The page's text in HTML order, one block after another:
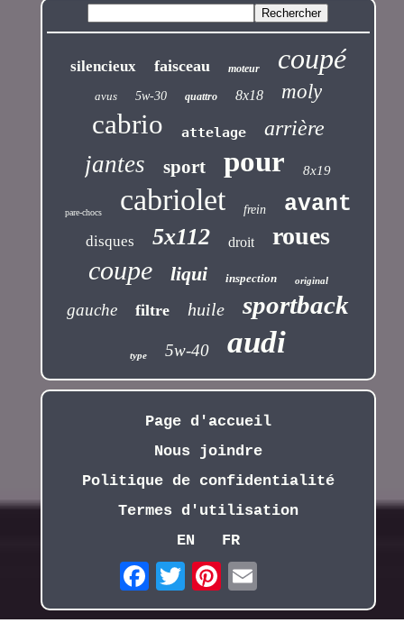
silencieux faisceau moteur coupé
avus 5w-30 quattro 8x18 moly
cabrio attelage arrière
jantes sport pour 8x19
pare-chocs cabriolet frein avant
disques 5x112 droit roues
coupe liqui inspection original
gauche filtre huile sportback
type 5w-40 audi
Page d'accueil
Nous joindre
Politique de confidentialité
Termes d'utilisation
EN
FR